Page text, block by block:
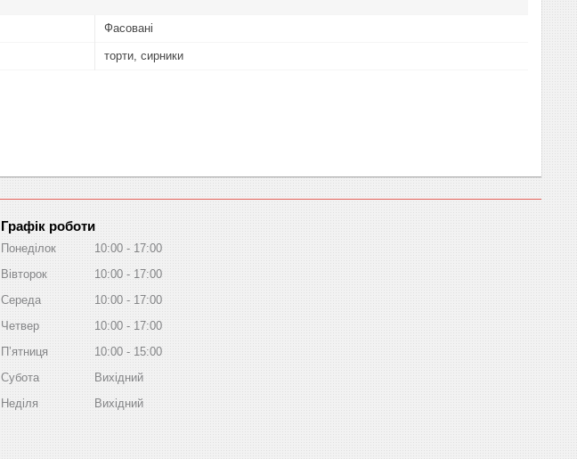
Фасовані
торти, сирники
Графік роботи
Понеділок 10:00
17:00
Вівторок
10:00
17:00
Середа
10:00
17:00
Четвер
10:00
17:00
Пʼятниця
10:00
15:00
Субота
Вихідний
Неділя
Вихідний